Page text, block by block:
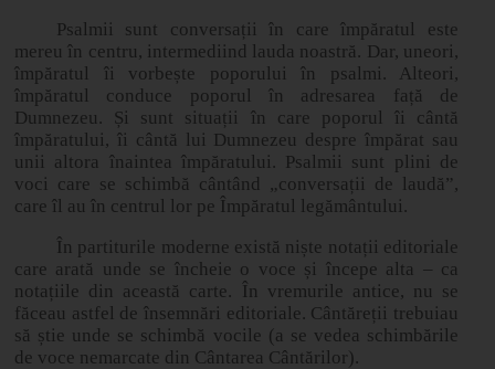
Psalmii sunt conversații în care împăratul este
mereu în centru, intermediind lauda noastră. Dar, uneori,
împăratul îi vorbește poporului în psalmi. Alteori,
împăratul conduce poporul în adresarea față de
Dumnezeu. Și sunt situații în care poporul îi cântă
împăratului, îi cântă lui Dumnezeu despre împărat sau
unii altora înaintea împăratului. Psalmii sunt plini de
voci care se schimbă cântând „conversații de laudă”,
care îl au în centrul lor pe Împăratul legământului.
În partiturile moderne există niște notații editoriale
care arată unde se încheie o voce și începe alta – ca
notațiile din această carte. În vremurile antice, nu se
făceau astfel de însemnări editoriale. Cântăreții trebuiau
să știe unde se schimbă vocile (a se vedea schimbările
de voce nemarcate din Cântarea Cântărilor).